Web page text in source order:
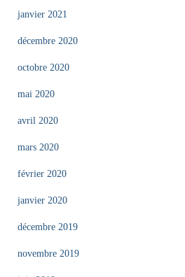
janvier 2021
décembre 2020
octobre 2020
mai 2020
avril 2020
mars 2020
février 2020
janvier 2020
décembre 2019
novembre 2019